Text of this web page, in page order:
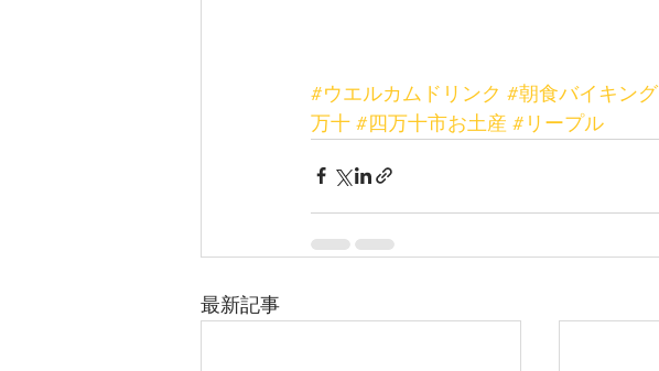
#ウエルカムドリンク #朝食バイキング
万十 #四万十市お土産 #リープル
最新記事